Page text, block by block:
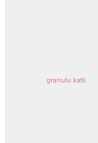
granulu katli